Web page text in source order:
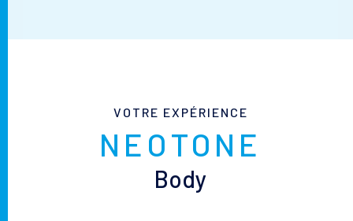
VOTRE EXPÉRIENCE
NEOTONE
Body